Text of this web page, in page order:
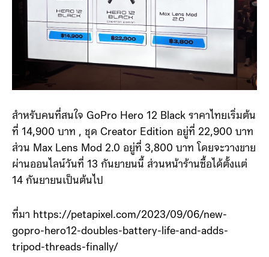
สำหรับคนที่สนใจ GoPro Hero 12 Black ราคาไทยเริ่มต้น
ที่ 14,900 บาท , ชุด Creator Edition อยู่ที่ 22,900 บาท
ส่วน Max Lens Mod 2.0 อยู่ที่ 3,800 บาท โดยจะวางขาย
ผ่านออนไลน์วันที่ 13 กันยายนนี้ ส่วนหน้าร้านซื้อได้ตั้งแต่
14 กันยายนเป็นต้นไป
ที่มา https://petapixel.com/2023/09/06/new-
gopro-hero12-doubles-battery-life-and-adds-
tripod-threads-finally/